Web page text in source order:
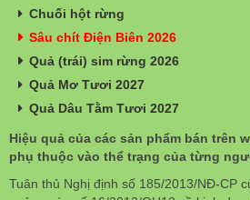
Chuối hột rừng
Sâu chít Điện Biên 2026
Quả (trái) sim rừng 2026
Quả Mơ Tươi 2027
Quả Dâu Tằm Tươi 2027
Hiệu quả của các sản phẩm bán trên
phụ thuộc vào thể trạng của từng
Tuân thủ Nghị định số 185/2013/NĐ-CP